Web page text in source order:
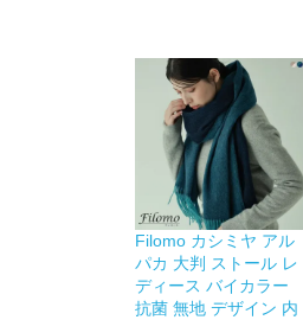
Filomo カシミヤ アル
パカ 大判 ストール レ
ディース バイカラー
抗菌 無地 デザイン 内